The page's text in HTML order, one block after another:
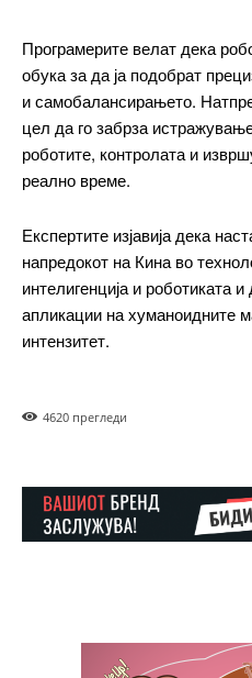
Included for free:
Ut mollis pellentesque
Nullam eu erat
Donec quis est ac felis
Orci varius natoque dolor
Pro
$100 / yearplaceholder
Etiam est nibh, lobortis sit
Програмерите велат дека
обука за да ја подобрат
и самобалансирањето.
цел да го забрза
роботите, контролата и
реално време.
Експертите изјавија дека
напредокот на Кина во
интелигенција и роботиката
апликации на хуманоидните
интензитет.
4620 прегледи